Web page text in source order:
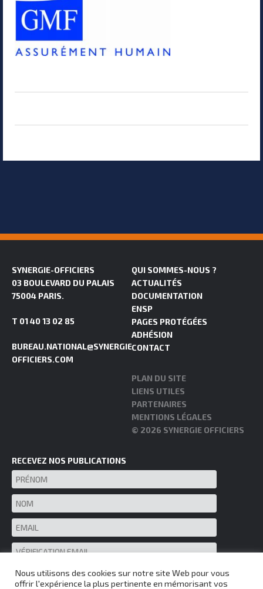
SYNERGIE-OFFICIERS
03 BOULEVARD DU PALAIS
75004 PARIS.
T 01 40 13 02 85
BUREAU.NATIONAL@SYNERGIE-
OFFICIERS.COM
QUI SOMMES-NOUS ?
ACTUALITÉS
DOCUMENTATION
ENSP
PAGES PROTÉGÉES
ADHÉSION
CONTACT
PLAN DU SITE
LIENS UTILES
PARTENAIRES
MENTIONS LÉGALES
© 2026 SYNERGIE OFFICIERS
RECEVEZ NOS PUBLICATIONS
Nous utilisons des cookies sur notre site Web pour vous
offrir l'expérience la plus pertinente en mémorisant vos